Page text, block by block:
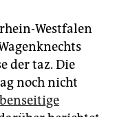
Westfalen
der taz. Die
noch nicht